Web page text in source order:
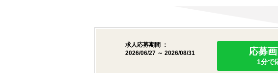
求人応募期間 ：
2026/06/27 ～ 2026/08/31
応募
1分で